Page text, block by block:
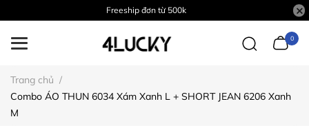
Freeship đơn từ 500k
0
Trang chủ /
Combo ÁO THUN 6034 Xám Xanh L + SHORT JEAN 6206 Xanh
M